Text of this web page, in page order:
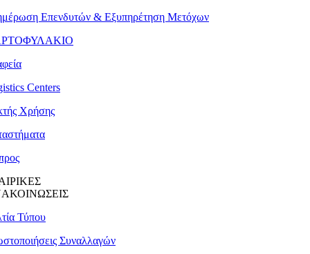
Επενδυτών & Εξυπηρέτηση Μετόχων
Centers
Χρήσης
Τύπου
Συναλλαγών